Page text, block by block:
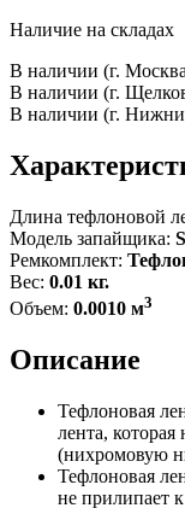
Наличие на складах
В наличии (г.
В наличии (г.
В наличии (г.
Длина тефлоновой
Модель запайщика:
Ремкомплект:
Вес: 0.01 кг.
Объем: 0.0010 м3
Описание
Тефлоновая
лента, которая
(нихромовую
Тефлоновая
не прилипает